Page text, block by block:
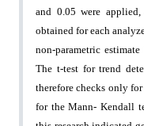
and 0.05 were
obtained for each
non-parametric
The t-test for trend
therefore checks only
for the Mann- Kendall